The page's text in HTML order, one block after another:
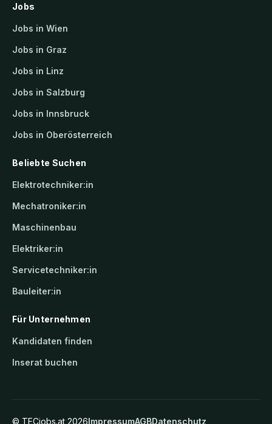
Jobs
Jobs in Wien
Jobs in Graz
Jobs in Linz
Jobs in Salzburg
Jobs in Innsbruck
Jobs in Oberösterreich
Beliebte Suchen
Elektrotechniker:in
Mechatroniker:in
Maschinenbau
Elektriker:in
Servicetechniker:in
Bauleiter:in
Für Unternehmen
Kandidaten finden
Inserat buchen
© TECjobs.at 2026ImpressumAGBDatenschutz